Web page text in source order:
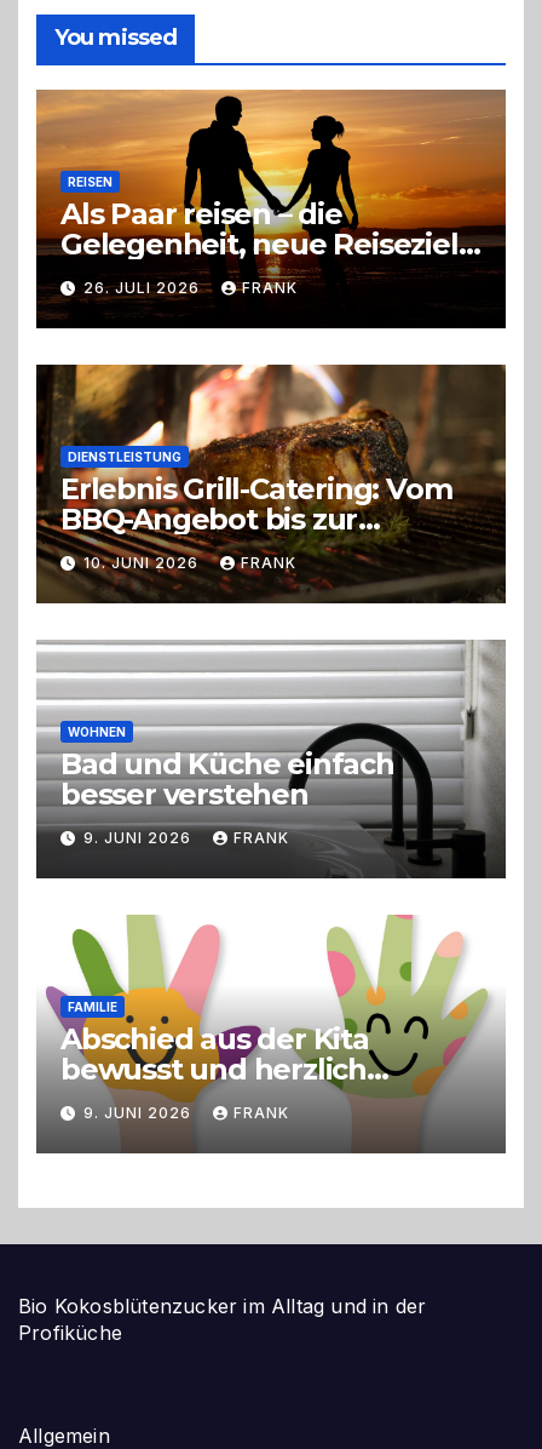
richtige
Entscheidung
You missed
REISEN
Als Paar reisen – die
Gelegenheit, neue Reiseziele
zu entdecken
26. JULI 2026 FRANK
DIENSTLEISTUNG
Erlebnis Grill-Catering: Vom
BBQ-Angebot bis zur
perfekten Eventorganisation
Trend zu Outdoor-Events,
Erlebnisgastronomie und
Live-Cooking
10. JUNI 2026 FRANK
WOHNEN
Bad und Küche einfach
besser verstehen
9. JUNI 2026 FRANK
FAMILIE
Abschied aus der Kita
bewusst und herzlich
gestalten
9. JUNI 2026 FRANK
Bio Kokosblütenzucker im Alltag und in der
Profiküche
Allgemein